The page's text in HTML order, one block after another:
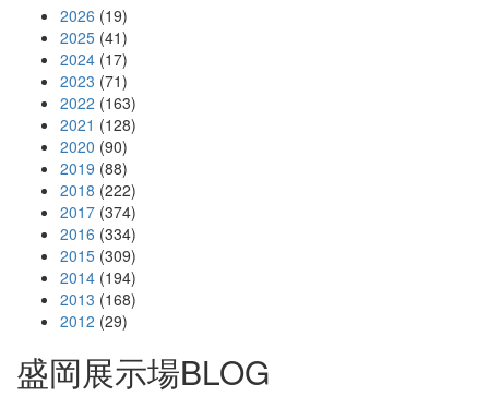
2026 (19)
2025 (41)
2024 (17)
2023 (71)
2022 (163)
2021 (128)
2020 (90)
2019 (88)
2018 (222)
2017 (374)
2016 (334)
2015 (309)
2014 (194)
2013 (168)
2012 (29)
盛岡展示場BLOG